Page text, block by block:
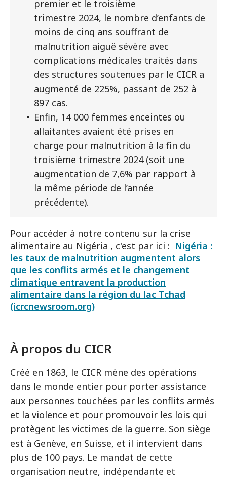
premier et le troisième
trimestre 2024, le nombre d’enfants de
moins de cinq ans souffrant de
malnutrition aiguë sévère avec
complications médicales traités dans
des structures soutenues par le CICR a
augmenté de 225%, passant de 252 à
897 cas.
Enfin, 14 000 femmes enceintes ou
allaitantes avaient été prises en
charge pour malnutrition à la fin du
troisième trimestre 2024 (soit une
augmentation de 7,6% par rapport à
la même période de l’année
précédente).
Pour accéder à notre contenu sur la crise
alimentaire au Nigéria , c'est par ici : Nigéria :
les taux de malnutrition augmentent alors
que les conflits armés et le changement
climatique entravent la production
alimentaire dans la région du lac Tchad
(icrcnewsroom.org)
À propos du CICR
Créé en 1863, le CICR mène des opérations
dans le monde entier pour porter assistance
aux personnes touchées par les conflits armés
et la violence et pour promouvoir les lois qui
protègent les victimes de la guerre. Son siège
est à Genève, en Suisse, et il intervient dans
plus de 100 pays. Le mandat de cette
organisation neutre, indépendante et